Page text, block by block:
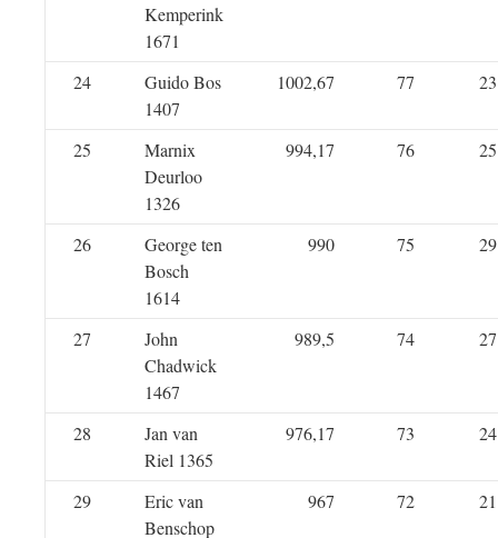
Kemperink
1671
24
Guido Bos
1407
1002,67 77 23
25
Marnix
Deurloo
1326
994,17 76 25
26
George ten
Bosch
1614
990 75 29
27
John
Chadwick
1467
989,5 74 27
28
Jan van
Riel 1365
976,17 73 24
29
Eric van
Benschop
967 72 21